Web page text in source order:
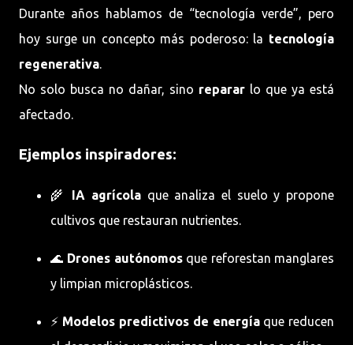
Durante años hablamos de “tecnología verde”, pero
hoy surge un concepto más poderoso: la tecnología
regenerativa.
No solo busca no dañar, sino reparar lo que ya está
afectado.
Ejemplos inspiradores:
🌾 IA agrícola que analiza el suelo y propone
cultivos que restauran nutrientes.
🌊 Drones autónomosque reforestan manglares
y limpian microplásticos.
⚡ Modelos predictivos de energíaque reducen